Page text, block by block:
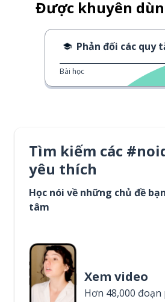
Được khuyên
Phản đối các quy
Bài học
Tìm kiếm các
yêu thích
Học nói về những chủ đề
tâm
Xem video
Hơn 48,000